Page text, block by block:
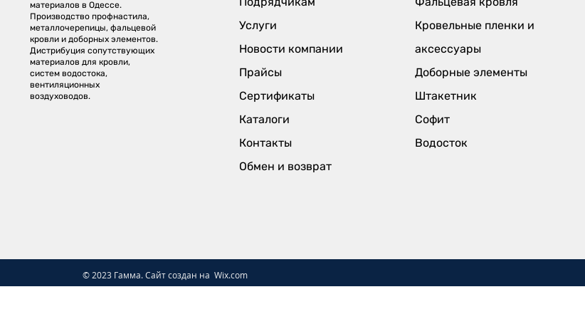
материалов в Одессе.
Производство профнастила,
металлочерепицы, фальцевой
кровли и доборных элементов.
Дистрибуция сопутствующих
материалов для кровли,
систем водостока,
вентиляционных
воздуховодов.
Услуги
Новости компании
Прайсы
Сертификаты
Каталоги
Контакты
Обмен и возврат
Кровельные пленки и
аксессуары
Доборные элементы
Штакетник
Софит
Водосток
© 2023 Гамма. Сайт создан на Wix.com